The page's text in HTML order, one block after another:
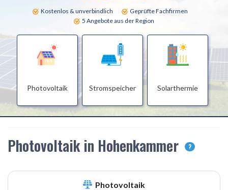
Kostenlos & unverbindlich
Geprüfte Fachfirmen
5 Angebote aus der Region
Photovoltaik Stromspeicher Solarthermie
Photovoltaik in Hohenkammer ?
Photovoltaik